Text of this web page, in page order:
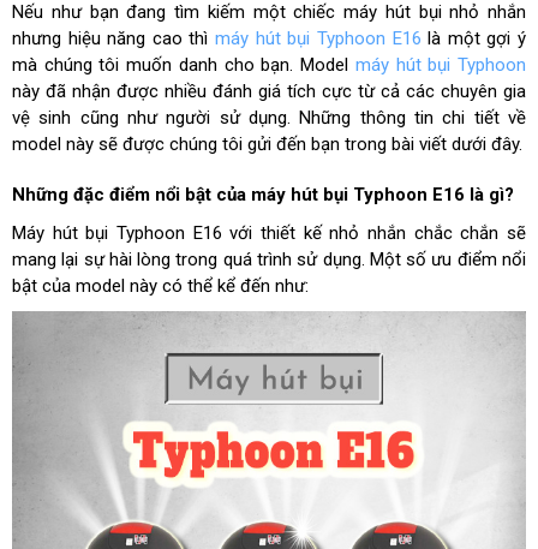
Nếu như bạn đang tìm kiếm một chiếc máy hút bụi nhỏ nhắn
nhưng hiệu năng cao thìmáy hút bụi Typhoon E16 là một gợi ý
mà chúng tôi muốn danh cho bạn. Model máy hút bụi Typhoon
này đã nhận được nhiều đánh giá tích cực từ cả các chuyên gia
vệ sinh cũng như người sử dụng. Những thông tin chi tiết về
model này sẽ được chúng tôi gửi đến bạn trong bài viết dưới đây.
Những đặc điểm nổi bật của máy hút bụi Typhoon E16 là gì?
Máy hút bụi Typhoon E16 với thiết kế nhỏ nhắn chắc chắn sẽ
mang lại sự hài lòng trong quá trình sử dụng. Một số ưu điểm nổi
bật của model này có thể kể đến như: